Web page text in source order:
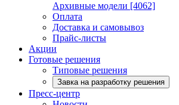
Архивные модели [4062]
Оплата
Доставка и самовывоз
Прайс-листы
Акции
Готовые решения
Типовые решения
Завка на разработку решения
Пресс-центр